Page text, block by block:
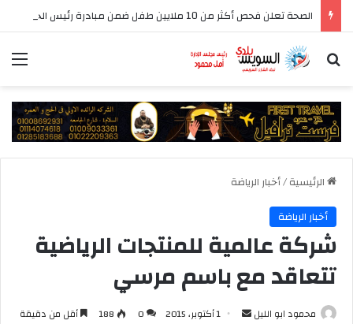
الصحة تعلن فحص أكثر من 10 ملايين طفل ضمن مبادرة رئيس الجمهورية للكشف المبكر وعلاج فقدان السمع لدى حديثي الولادة
بحث عن
الرئيسية/أخبار الرياضة
أخبار الرياضة
شركة عالمية للمنتجات الرياضية
تتعاقد مع باسم مرسي
محمود ابو الليل
أرسل 1 أكتوبر، 2015 0
188 أقل من دقيقة